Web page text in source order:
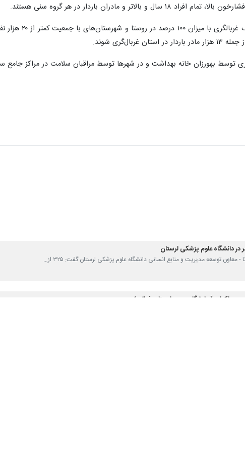
و مادران باردار در هر گروه سنی هستند.
توسط بهورزان خانه بهداشت و در شهرها توسط مراقبان سلامت در مراکز جامع
- معاون توسعه مدیریت و منابع انسانی دانشگاه علوم پزشکی لرستان گفت: ۳۲۵ از…
آزمایشگاه مرجع لرستان فعال شد